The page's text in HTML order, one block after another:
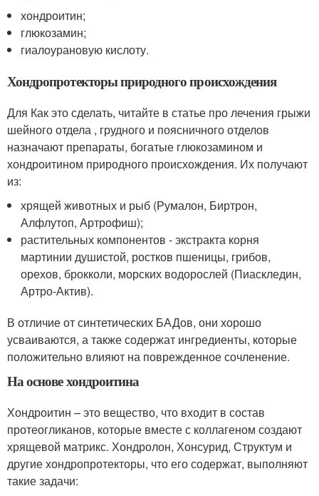
хондроитин;
глюкозамин;
гиалоурановую кислоту.
Хондропротекторы природного происхождения
Для Как это сделать, читайте в статье про лечения грыжи
шейного отдела , грудного и поясничного отделов
назначают препараты, богатые глюкозамином и
хондроитином природного происхождения. Их получают
из:
хрящей животных и рыб (Румалон, Биртрон,
Алфлутоп, Артрофиш);
растительных компонентов - экстракта корня
мартинии душистой, ростков пшеницы, грибов,
орехов, брокколи, морских водорослей (Пиаскледин,
Артро-Актив).
В отличие от синтетических БАДов, они хорошо
усваиваются, а также содержат ингредиенты, которые
положительно влияют на поврежденное сочленение.
На основе хондроитина
Хондроитин – это вещество, что входит в состав
протеогликанов, которые вместе с коллагеном создают
хрящевой матрикс. Хондролон, Хонсурид, Структум и
другие хондропротекторы, что его содержат, выполняют
такие задачи: